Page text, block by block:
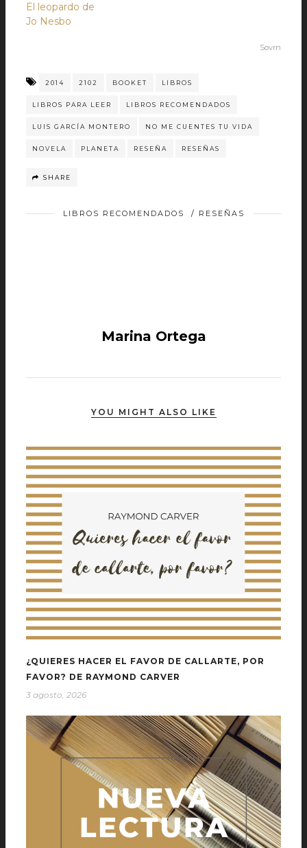
El leopardo de
Jo Nesbo
Sovrn
2014 2102 BOOKET LIBROS
LIBROS PARA LEER LIBROS RECOMENDADOS
LUIS GARCÍA MONTERO NO ME CUENTES TU VIDA
NOVELA PLANETA RESEÑA RESEÑAS
SHARE
LIBROS RECOMENDADOS / RESEÑAS
Marina Ortega
YOU MIGHT ALSO LIKE
¿QUIERES HACER EL FAVOR DE CALLARTE, POR
FAVOR? DE RAYMOND CARVER
3 agosto, 2026